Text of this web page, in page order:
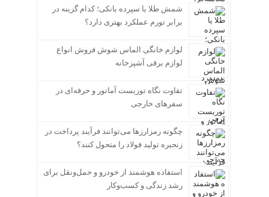
شمش طلا یا سپرده بانکی؛ کدام گزینه در
برابر تورم عملکرد بهتری دارد؟
لوازم خانگی الماس شوش فروش انواع
لوازم برقی آشپزخانه
تفاوت نگاه توریست آماتور و حرفه‌ای در
سفرهای خارجی
چگونه رمزارزها می‌توانند فرآیند پرداخت در
زنجیره تولید فولاد را متحول کنند؟
استفاده هوشمند از خودرو و حمل‌ونقل برای
رشد زندگی و کسب‌وکار